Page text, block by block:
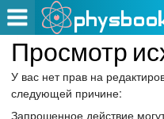
Просмотр
У вас нет прав на
следующей причине:
Запрошенное действие